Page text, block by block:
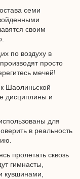
семи
своим
по воздуху в
просто
мечей!
Шаолиньской
дисциплины и
для
в реальность
пролетать сквозь
гимнасты,
кувшинами,